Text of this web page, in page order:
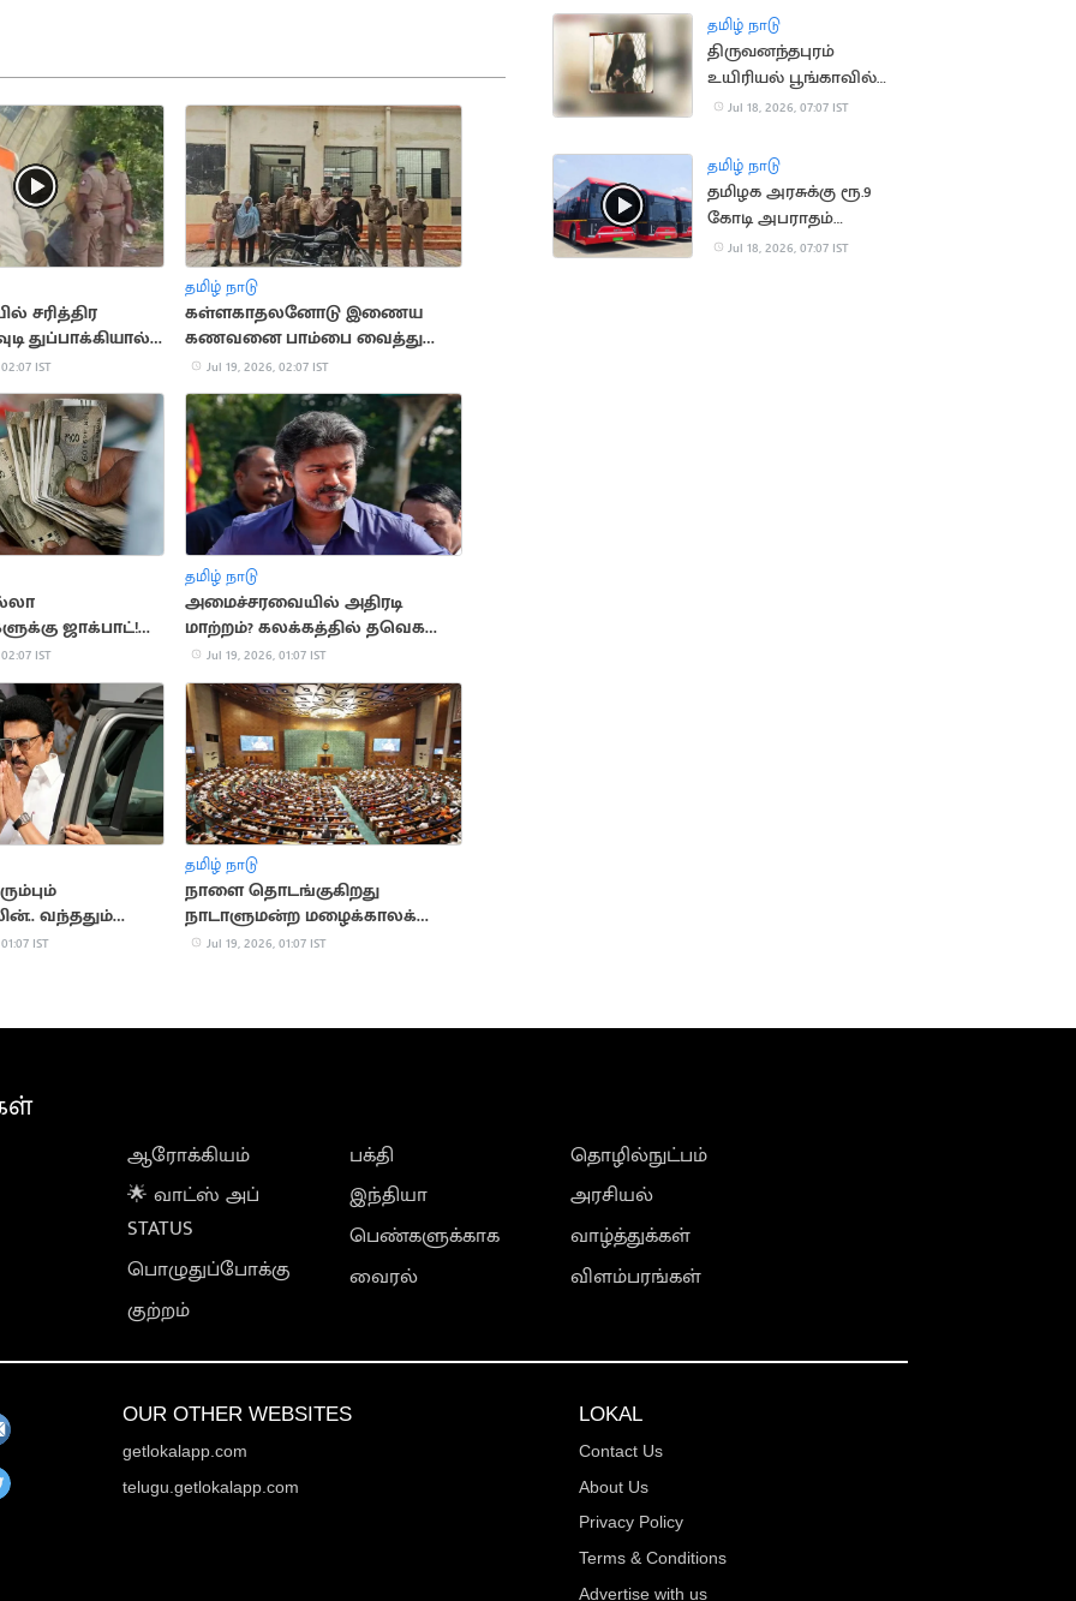
சரித்திர
துப்பாக்கியால்
IST
தமிழ் நாடு
கள்ளகாதலனோடு இணைய
கணவனை பாம்பை வைத்து
கொன்ற மனைவி
Jul 19, 2026, 02:07 IST
ஜாக்பாட்!
ரூ.4,000 ஆக
IST
தமிழ் நாடு
அமைச்சரவையில் அதிரடி
மாற்றம்? கலக்கத்தில் தவெக
அமைச்சர்கள்
Jul 19, 2026, 01:07 IST
வந்ததும்
IST
தமிழ் நாடு
நாளை தொடங்குகிறது
நாடாளுமன்ற மழைக்காலக்
கூட்டத்தொடர்
Jul 19, 2026, 01:07 IST
மீட்பு
தமிழ் நாடு
திருவனந்தபுரம்
உயிரியல் பூங்காவில்
நீலகிரி கருங்குரங்கு
Jul 18, 2026, 07:07 IST
தமிழ் நாடு
தமிழக அரசுக்கு ரூ.9
கோடி அபராதம்
செலுத்திய OHM
Jul 18, 2026, 07:07 IST
ஆரோக்கியம்
🌟 வாட்ஸ் அப்
STATUS
பொழுதுப்போக்கு
குற்றம்
பக்தி
இந்தியா
பெண்களுக்காக
வைரல்
தொழில்நுட்பம்
அரசியல்
வாழ்த்துக்கள்
விளம்பரங்கள்
OUR OTHER WEBSITES
getlokalapp.com
telugu.getlokalapp.com
LOKAL
Contact Us
About Us
Privacy Policy
Terms & Conditions
Advertise with us